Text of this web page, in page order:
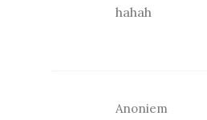
hahah
Anoniem